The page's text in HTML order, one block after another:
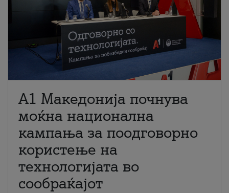
A1 Македонија почнува
моќна национална
кампања за поодговорно
користење на
технологијата во
сообраќајот